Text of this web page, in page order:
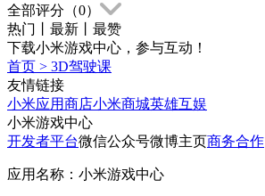
全部评分（0）
热门
最新
最赞
下载小米游戏中心，参与互动！
首页 > 3D驾驶课
友情链接
小米应用商店小米商城英雄互娱
小米游戏中心
开发者平台微信公众号微博主页商务合作
应用名称：小米游戏中心